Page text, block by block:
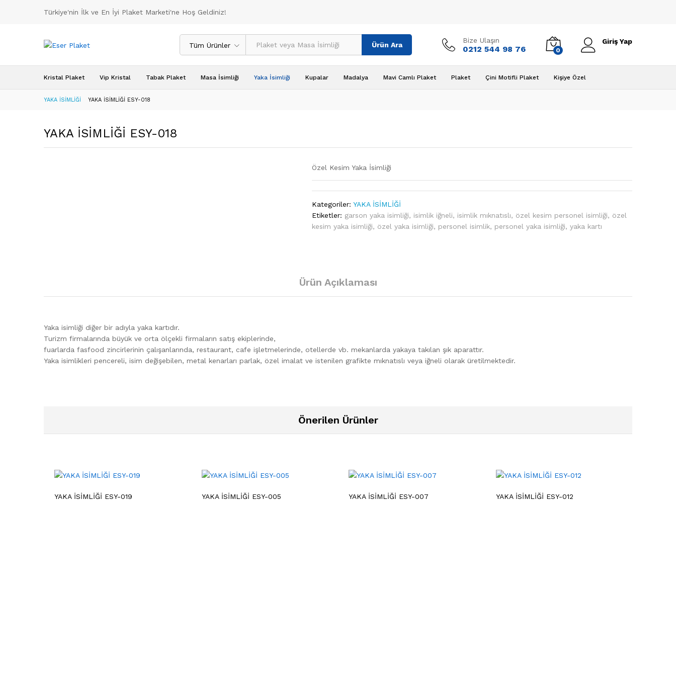
Türkiye'nin İlk ve En İyi Plaket Marketi'ne Hoş Geldiniz!
Tüm Ürünler Ürün Ara
Bize Ulaşın
0212 544 98 76 0
Giriş Yap
Kristal Plaket Vip Kristal Tabak Plaket Masa İsimliği Yaka İsimliği Kupalar Madalya Mavi Camlı Plaket Plaket Çini Motifli Plaket Kişiye Özel
YAKA İSİMLİĞİ YAKA İSİMLİĞİ ESY-018
YAKA İSİMLİĞİ ESY-018
Özel Kesim Yaka İsimliği
Kategoriler:YAKA İSİMLİĞİ
Etiketler: garson yaka isimliği, isimlik iğneli, isimlik mıknatıslı, özel kesim personel isimliği, özel
kesim yaka isimliği, özel yaka isimliği, personel isimlik, personel yaka isimliği,yaka kartı
Ürün Açıklaması
Yaka isimliği diğer bir adıyla yaka kartıdır.
Turizm firmalarında büyük ve orta ölçekli firmaların satış ekiplerinde,
fuarlarda fasfood zincirlerinin çalışanlarında, restaurant, cafe işletmelerinde, otellerde vb. mekanlarda yakaya takılan şık aparattır.
Yaka isimlikleri pencereli, isim değişebilen, metal kenarları parlak, özel imalat ve istenilen grafikte mıknatıslı veya iğneli olarak üretilmektedir.
Önerilen Ürünler
YAKA İSİMLİĞİ ESY-019 YAKA İSİMLİĞİ ESY-005 YAKA İSİMLİĞİ ESY-007 YAKA İSİMLİĞİ ESY-012